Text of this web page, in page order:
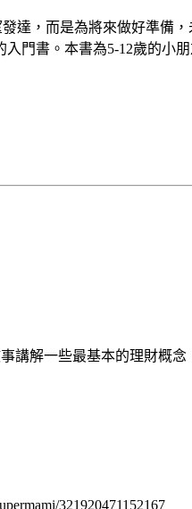
達，而是為將來做好準備
入門書。本書為5-12歲的小
講解一些最基本的理財概
321920471152167